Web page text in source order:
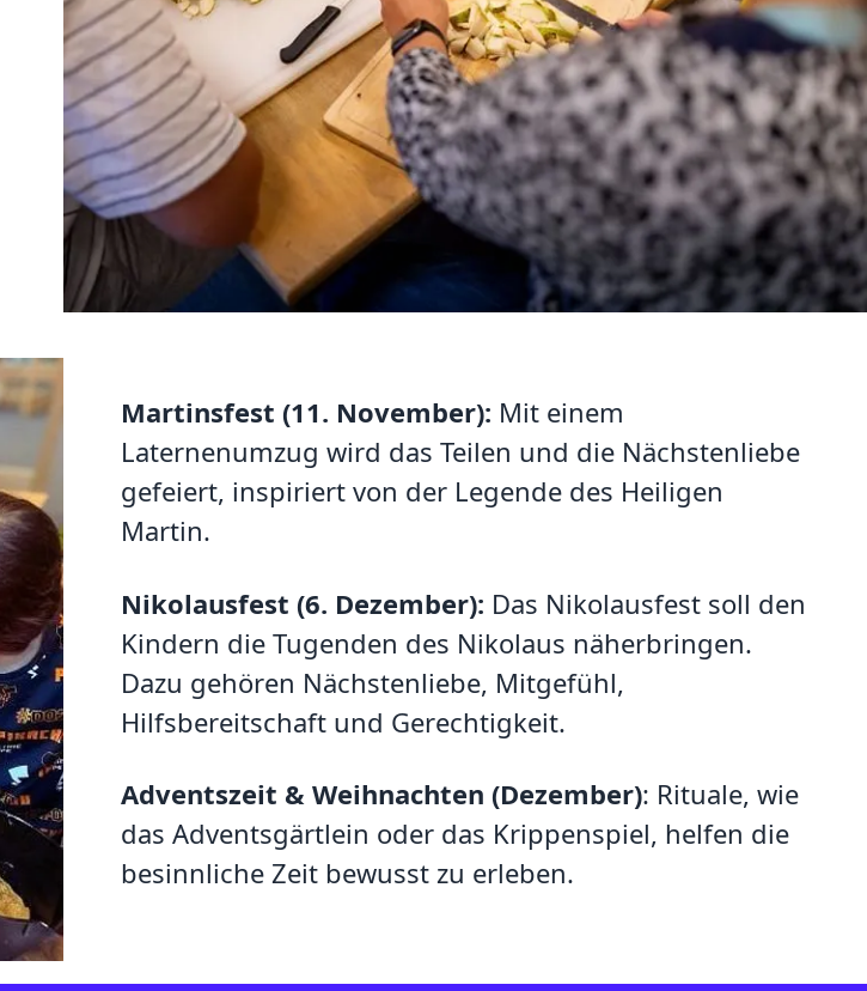
Martinsfest (11. November): Mit einem
Laternenumzug wird das Teilen und die Nächstenliebe
gefeiert, inspiriert von der Legende des Heiligen
Martin.
Nikolausfest (6. Dezember): Das Nikolausfest soll den
Kindern die Tugenden des Nikolaus näherbringen.
Dazu gehören Nächstenliebe, Mitgefühl,
Hilfsbereitschaft und Gerechtigkeit.
Adventszeit & Weihnachten (Dezember): Rituale, wie
das Adventsgärtlein oder das Krippenspiel, helfen die
besinnliche Zeit bewusst zu erleben.